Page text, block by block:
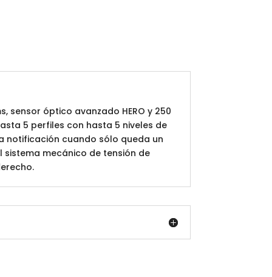
sensor óptico avanzado HERO y 250
5 perfiles con hasta 5 niveles de
notificación cuando sólo queda un
sistema mecánico de tensión de